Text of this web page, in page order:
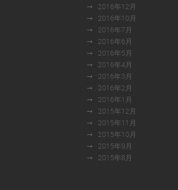
2016年12月
2016年10月
2016年7月
2016年6月
2016年5月
2016年4月
2016年3月
2016年2月
2016年1月
2015年12月
2015年11月
2015年10月
2015年9月
2015年8月